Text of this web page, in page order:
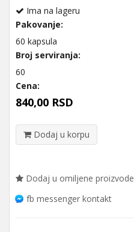
Ima na lageru
Pakovanje:
60 kapsula
Broj serviranja:
60
Cena:
840,00 RSD
Dodaj u korpu
Dodaj u omiljene proizvode
fb messenger kontakt